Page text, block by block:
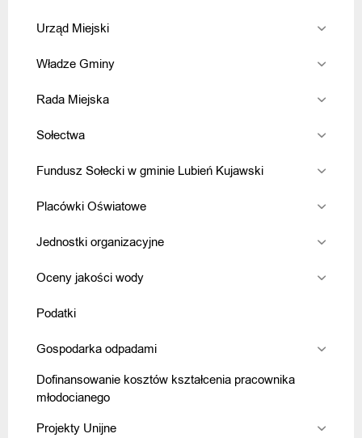
Urząd Miejski
Władze Gminy
Rada Miejska
Sołectwa
Fundusz Sołecki w gminie Lubień Kujawski
Placówki Oświatowe
Jednostki organizacyjne
Oceny jakości wody
Podatki
Gospodarka odpadami
Dofinansowanie kosztów kształcenia pracownika
młodocianego
Projekty Unijne